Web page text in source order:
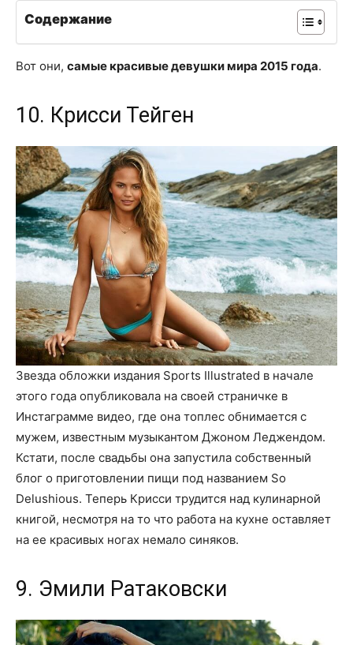
Содержание
Вот они, самые красивые девушки мира 2015 года.
10. Крисси Тейген
Звезда обложки издания Sports Illustrated в начале
этого года опубликовала на своей страничке в
Инстаграмме видео, где она топлес обнимается с
мужем, известным музыкантом Джоном Леджендом.
Кстати, после свадьбы она запустила собственный
блог о приготовлении пищи под названием So
Delushious. Теперь Крисси трудится над кулинарной
книгой, несмотря на то что работа на кухне оставляет
на ее красивых ногах немало синяков.
9. Эмили Ратаковски